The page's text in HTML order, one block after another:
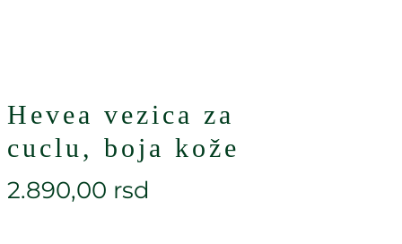
Hevea vezica za
cuclu, boja kože
2.890,00 rsd